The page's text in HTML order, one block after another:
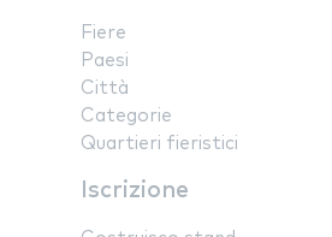
Fiere
Paesi
Città
Categorie
Quartieri fieristici
Iscrizione